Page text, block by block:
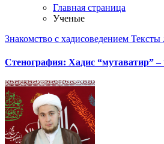
Главная страница
Ученые
Знакомство с хадисоведением Тексты
Стенография: Хадис “мутаватир” –